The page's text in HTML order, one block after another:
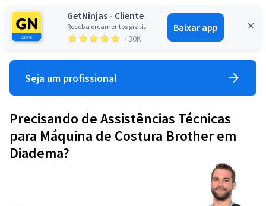
GetNinjas - Cliente
Receba orçamentos grátis
+30K
Baixar app
Entrar
Seja um profissional
Precisando de Assistências Técnicas
para Máquina de Costura Brother em
Diadema?